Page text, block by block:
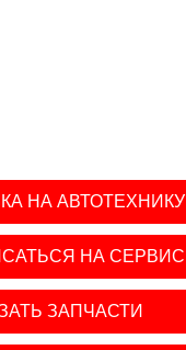
НА АВТОТЕХНИКУ
НА СЕРВИС
ЗАПЧАСТИ